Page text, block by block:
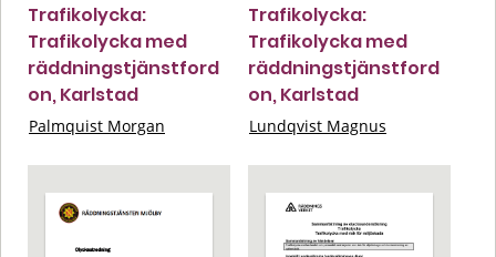
Trafikolycka:
Trafikolycka med
räddningstjänstford
on, Karlstad
Palmquist Morgan
Trafikolycka:
Trafikolycka med
räddningstjänstford
on, Karlstad
Lundqvist Magnus